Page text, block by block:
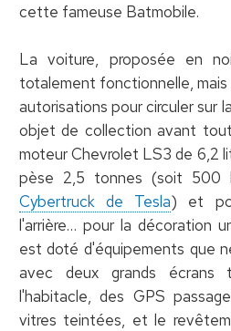
cette fameuse Batmobile.
La voiture, proposée en
totalement fonctionnelle,
autorisations pour circuler sur
objet de collection avant
moteur Chevrolet LS3 de 6,2
pèse 2,5 tonnes (soit 500
Cybertruck de Tesla) et
l'arrière… pour la décoration
est doté d'équipements que
avec deux grands écrans
l'habitacle, des GPS
vitres teintées, et le